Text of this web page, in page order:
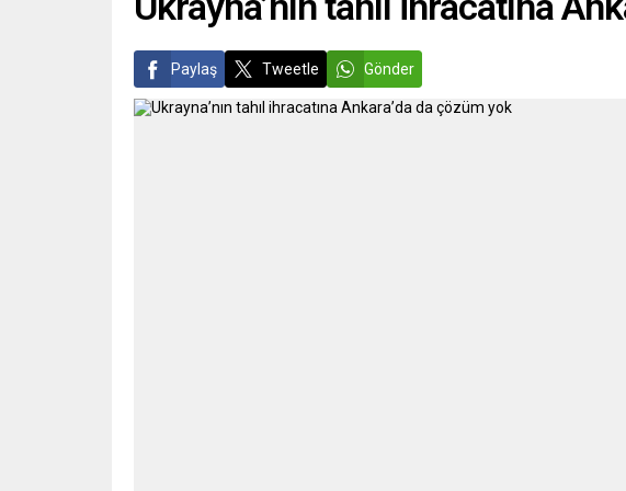
Paylaş Tweetle Gönder